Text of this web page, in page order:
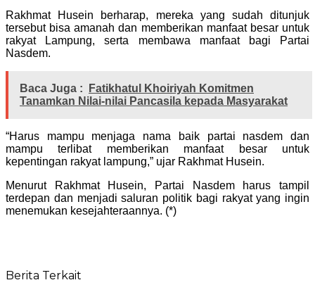
Rakhmat Husein berharap, mereka yang sudah ditunjuk
tersebut bisa amanah dan memberikan manfaat besar untuk
rakyat Lampung, serta membawa manfaat bagi Partai
Nasdem.
Baca Juga :
Fatikhatul Khoiriyah Komitmen
Tanamkan Nilai-nilai Pancasila kepada Masyarakat
“Harus mampu menjaga nama baik partai nasdem dan
mampu terlibat memberikan manfaat besar untuk
kepentingan rakyat lampung,” ujar Rakhmat Husein.
Menurut Rakhmat Husein, Partai Nasdem harus tampil
terdepan dan menjadi saluran politik bagi rakyat yang ingin
menemukan kesejahteraannya. (*)
Berita Terkait